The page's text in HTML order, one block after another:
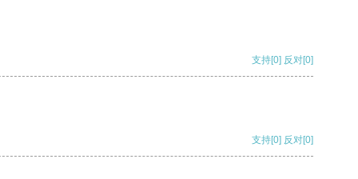
支持[0] 反对[0]
支持[0] 反对[0]